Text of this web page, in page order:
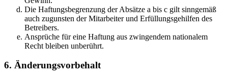
Die Haftungsbegrenzung der Absätze a bis c gilt sinngemäß
auch zugunsten der Mitarbeiter und Erfüllungsgehilfen des
Betreibers.
Ansprüche für eine Haftung aus zwingendem nationalem
Recht bleiben unberührt.
6. Änderungsvorbehalt